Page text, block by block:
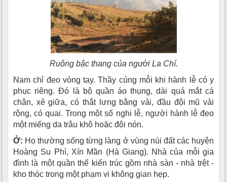
Ruộng bậc thang của người La Chí.
Nam chỉ đeo vòng tay. Thầy cúng mỗi khi hành lễ có y
phục riêng. Ðó là bộ quần áo thụng, dài quá mắt cá
chân, xẻ giữa, có thắt lưng bằng vải, đầu đội mũ vải
rộng, có quai. Trong một số nghi lễ, người hành lễ đeo
một miếng da trâu khô hoặc đội nón.
Ở: Họ thường sống từng làng ở vùng núi đất các huyện
Hoàng Su Phì, Xín Mần (Hà Giang). Nhà của mỗi gia
đình là một quần thể kiến trúc gồm nhà sàn - nhà trệt -
kho thóc trong một phạm vi không gian hẹp.